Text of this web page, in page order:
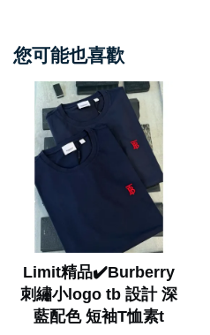
您可能也喜歡
Limit精品✔️Burberry
刺繡小logo tb 設計 深
藍配色 短袖T恤素t